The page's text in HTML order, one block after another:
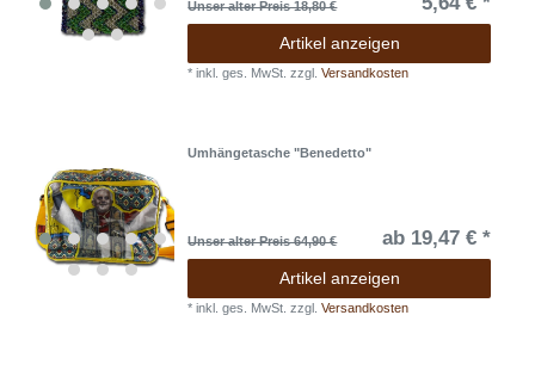
Unser alter Preis 18,80 €
Artikel anzeigen
*inkl. ges. MwSt. zzgl.Versandkosten
Umhängetasche "Benedetto"
Unser alter Preis 64,90 € ab 19,47 € *
Artikel anzeigen
*inkl. ges. MwSt. zzgl.Versandkosten